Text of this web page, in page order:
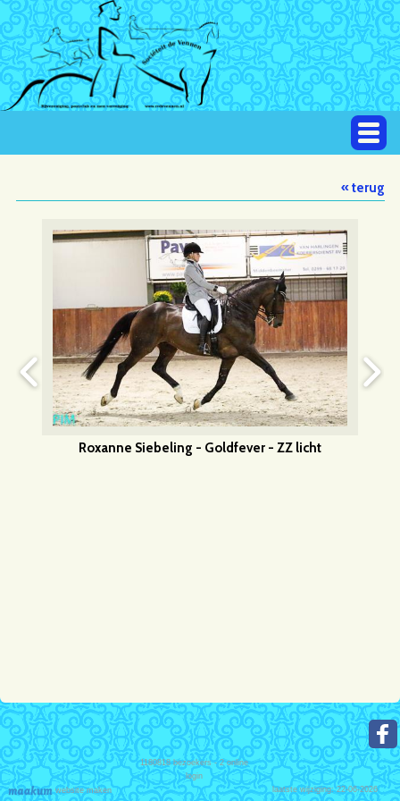
« terug
Roxanne Siebeling - Goldfever - ZZ licht
website maken
1180818bezoekers - 2 online
login
laatste wijziging: 22-06-2026